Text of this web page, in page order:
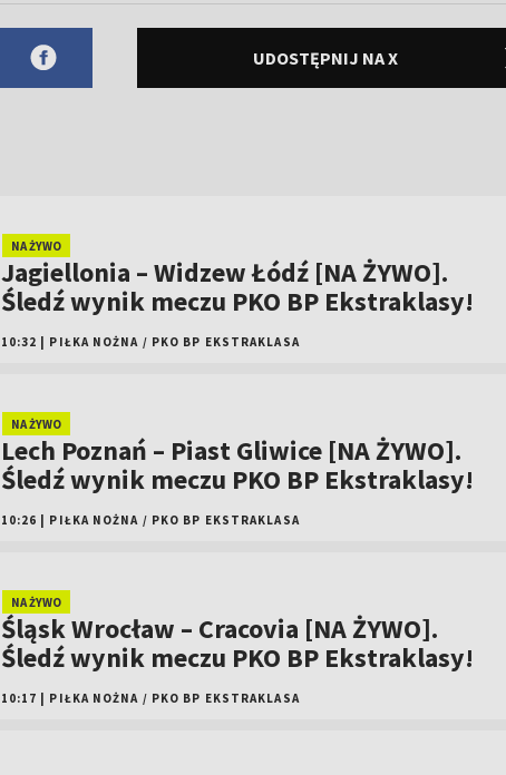
UDOSTĘPNIJ NA X
NA ŻYWO
Jagiellonia – Widzew Łódź [NA ŻYWO].
Śledź wynik meczu PKO BP Ekstraklasy!
10:32 PIŁKA NOŻNA / PKO BP EKSTRAKLASA
NA ŻYWO
Lech Poznań – Piast Gliwice [NA ŻYWO].
Śledź wynik meczu PKO BP Ekstraklasy!
10:26 PIŁKA NOŻNA / PKO BP EKSTRAKLASA
NA ŻYWO
Śląsk Wrocław – Cracovia [NA ŻYWO].
Śledź wynik meczu PKO BP Ekstraklasy!
10:17 PIŁKA NOŻNA / PKO BP EKSTRAKLASA